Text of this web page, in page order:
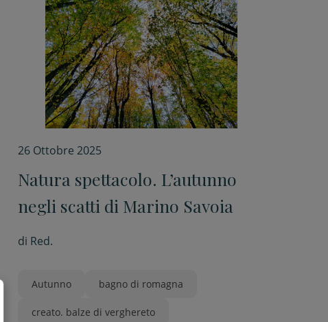
26 Ottobre 2025
Natura spettacolo. L’autunno
negli scatti di Marino Savoia
di Red.
Autunno bagno di romagna
creato. balze di verghereto